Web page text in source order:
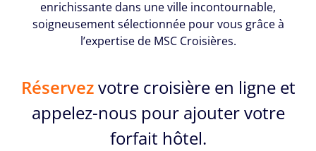
enrichissante dans une ville incontournable,
soigneusement sélectionnée pour vous grâce à
l’expertise de MSC Croisières.
Réservezvotre croisière en ligne et
appelez-nous pour ajouter votre
forfait hôtel.